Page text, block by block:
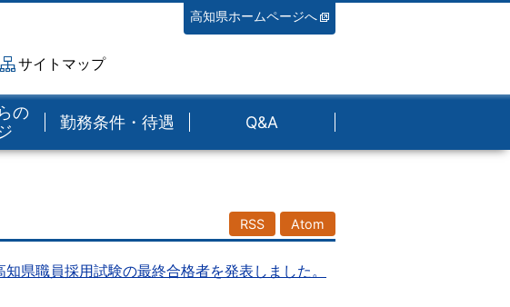
高知県ホームページへ
サイトマップ
の
勤務条件・待遇 Q&A
RSS Atom
県職員採用試験の最終合格者を発表しました。